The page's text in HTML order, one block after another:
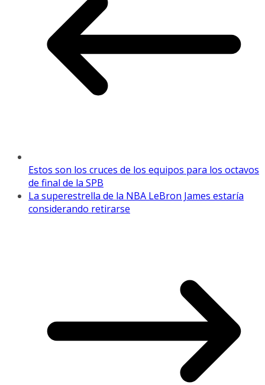
Estos son los cruces de los equipos para los octavos
de final de la SPB
La superestrella de la NBA LeBron James estaría
considerando retirarse